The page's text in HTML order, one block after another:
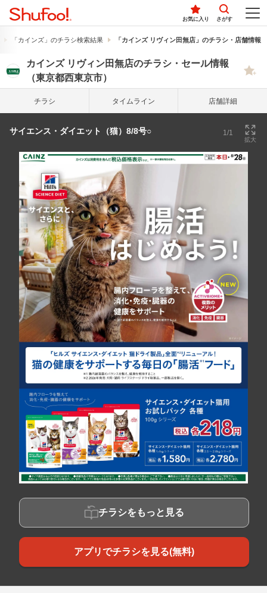
お気に入り さがす
「カインズ」のチラシ検索結果 「カインズ リヴィン田無店」のチラシ・店舗情報
カインズ リヴィン田無店のチラシ・セール情報
（東京都西東京市）
チラシ タイム ライン 店舗詳細
サイエンス・ダイエット（猫）8/8号○ 1/1
拡大
チラシをもっと見る
アプリでチラシを見る(無料)